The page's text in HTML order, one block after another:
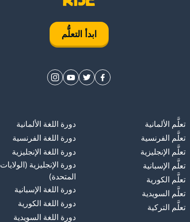
ابدأ التعلُّم
تعلَّم الألمانية
تعلَّم الفرنسية
تعلَّم الإنجليزية
تعلَّم الإسبانية
تعلَّم الكورية
تعلَّم السويدية
تعلَّم التركية
دورة اللغة الألمانية
دورة اللغة الفرنسية
دورة اللغة الإنجليزية
دورة الإنجليزية (الولايات
المتحدة)
دورة اللغة الإسبانية
دورة اللغة الكورية
دورة اللغة السويدية